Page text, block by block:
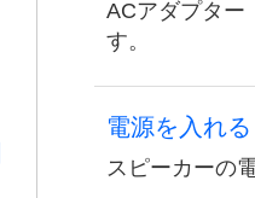
ACアダプター
す。
電源を入れる
スピーカーの